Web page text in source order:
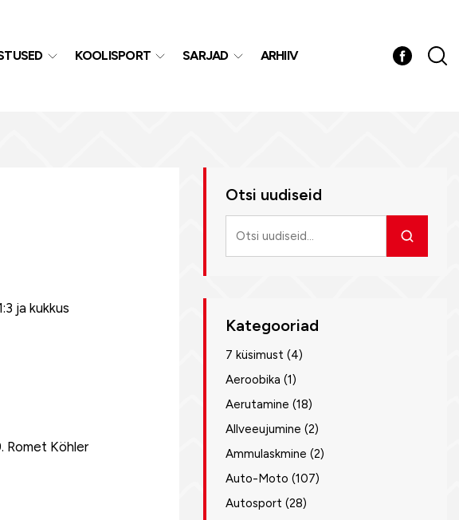
KOOLISPORT SARJAD ARHIIV
ja kukkus
Romet Köhler
Otsi uudiseid
uudiseid
Kategooriad
7 küsimust (4)
Aeroobika (1)
Aerutamine (18)
Allveeujumine (2)
Ammulaskmine (2)
Auto-Moto (107)
Autosport (28)